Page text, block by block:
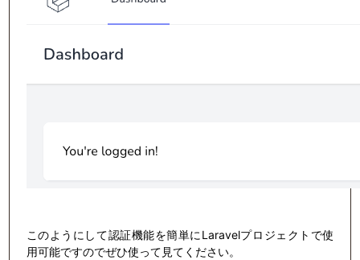
このようにして認証機能を簡単にLaravelプロジェクトで使
用可能ですのでぜひ使って見てください。